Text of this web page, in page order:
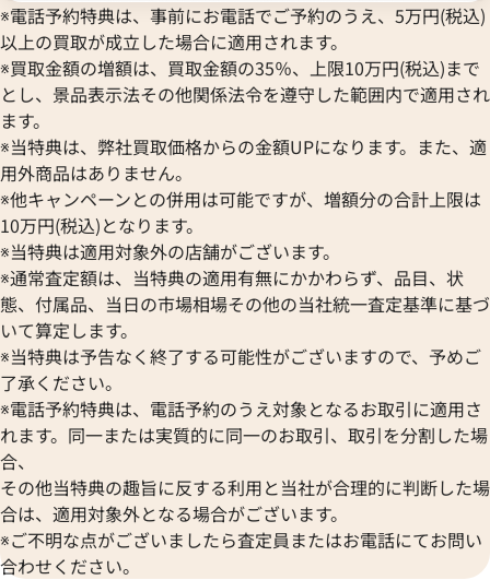
※電話予約特典は、事前にお電話でご予約のうえ、5万円(税込)
以上の買取が成立した場合に適用されます。
※買取金額の増額は、買取金額の35％、上限10万円(税込)まで
とし、景品表示法その他関係法令を遵守した範囲内で適用され
ます。
※当特典は、弊社買取価格からの金額UPになります。また、適
用外商品はありません。
※他キャンペーンとの併用は可能ですが、増額分の合計上限は
10万円(税込)となります。
※当特典は適用対象外の店舗がございます。
※通常査定額は、当特典の適用有無にかかわらず、品目、状
態、付属品、当日の市場相場その他の当社統一査定基準に基づ
いて算定します。
※当特典は予告なく終了する可能性がございますので、予めご
了承ください。
※電話予約特典は、電話予約のうえ対象となるお取引に適用さ
れます。同一または実質的に同一のお取引、取引を分割した場
合、
その他当特典の趣旨に反する利用と当社が合理的に判断した場
合は、適用対象外となる場合がございます。
※ご不明な点がございましたら査定員またはお電話にてお問い
合わせください。